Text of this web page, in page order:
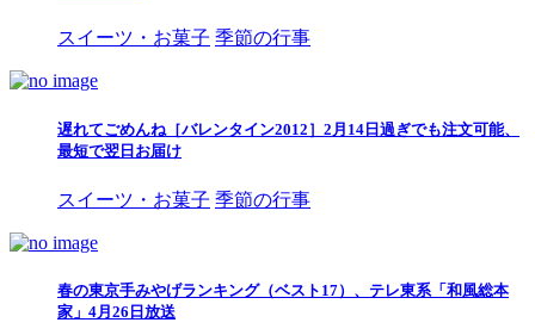
スイーツ・お菓子 季節の行事
遅れてごめんね［バレンタイン2012］2月14日過ぎでも注文可能、
最短で翌日お届け
スイーツ・お菓子 季節の行事
春の東京手みやげランキング（ベスト17）、テレ東系「和風総本
家」4月26日放送